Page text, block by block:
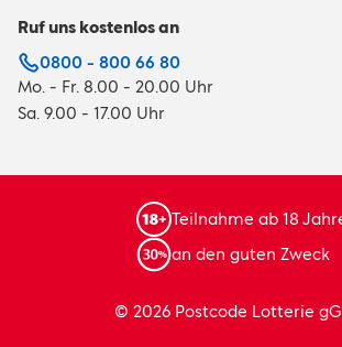
Ruf uns kostenlos an
0800 - 800 66 80
Mo. - Fr. 8.00 - 20.00 Uhr
Sa. 9.00 - 17.00 Uhr
Teilnahme ab 18
an den guten Zweck
© 2026 Postcode Lotterie